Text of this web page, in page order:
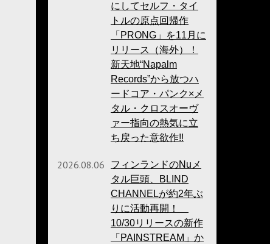
にしてセルフ・タイ
トルの原点回帰作
「PRONG」を11月に
リリース（海外）！
新天地“Napalm
Records”から放つハ
ードコア・パンク×メ
タル・クロスオーヴ
ァー指向の熱気に立
ち戻った意欲作!!
2026.08.06
フィンランドのNuメ
タル巨頭、BLIND
CHANNELが約2年ぶ
りに活動再開！
10/30リリースの新作
「PAINSTREAM」か